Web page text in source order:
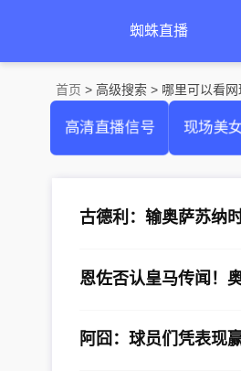
蜘蛛直播
首页 > 高级搜索 > 哪里可以看
高清直播信号 现场美
古德利：输奥萨苏纳
恩佐否认皇马传闻！
阿囧：球员们凭表现